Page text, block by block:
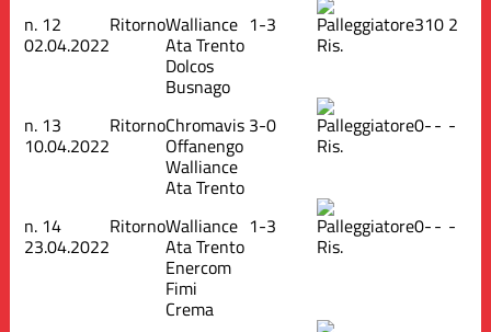
n. 12
02.04.2022
RitornoWalliance
Ata Trento
Dolcos
Busnago
1-3
Ris.
310 2
n. 13
10.04.2022
RitornoChromavis
Offanengo
Walliance
Ata Trento
3-0
Ris.
0-- -
n. 14
23.04.2022
RitornoWalliance
Ata Trento
Enercom
Fimi
Crema
1-3
Ris.
0-- -